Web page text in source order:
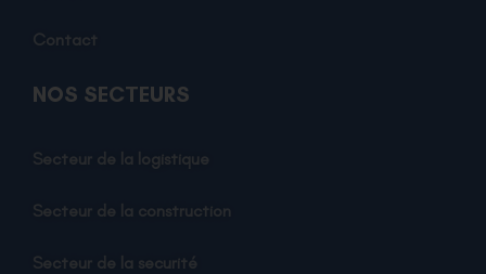
Contact
NOS SECTEURS
Secteur de la logistique
Secteur de la construction
Secteur de la securité